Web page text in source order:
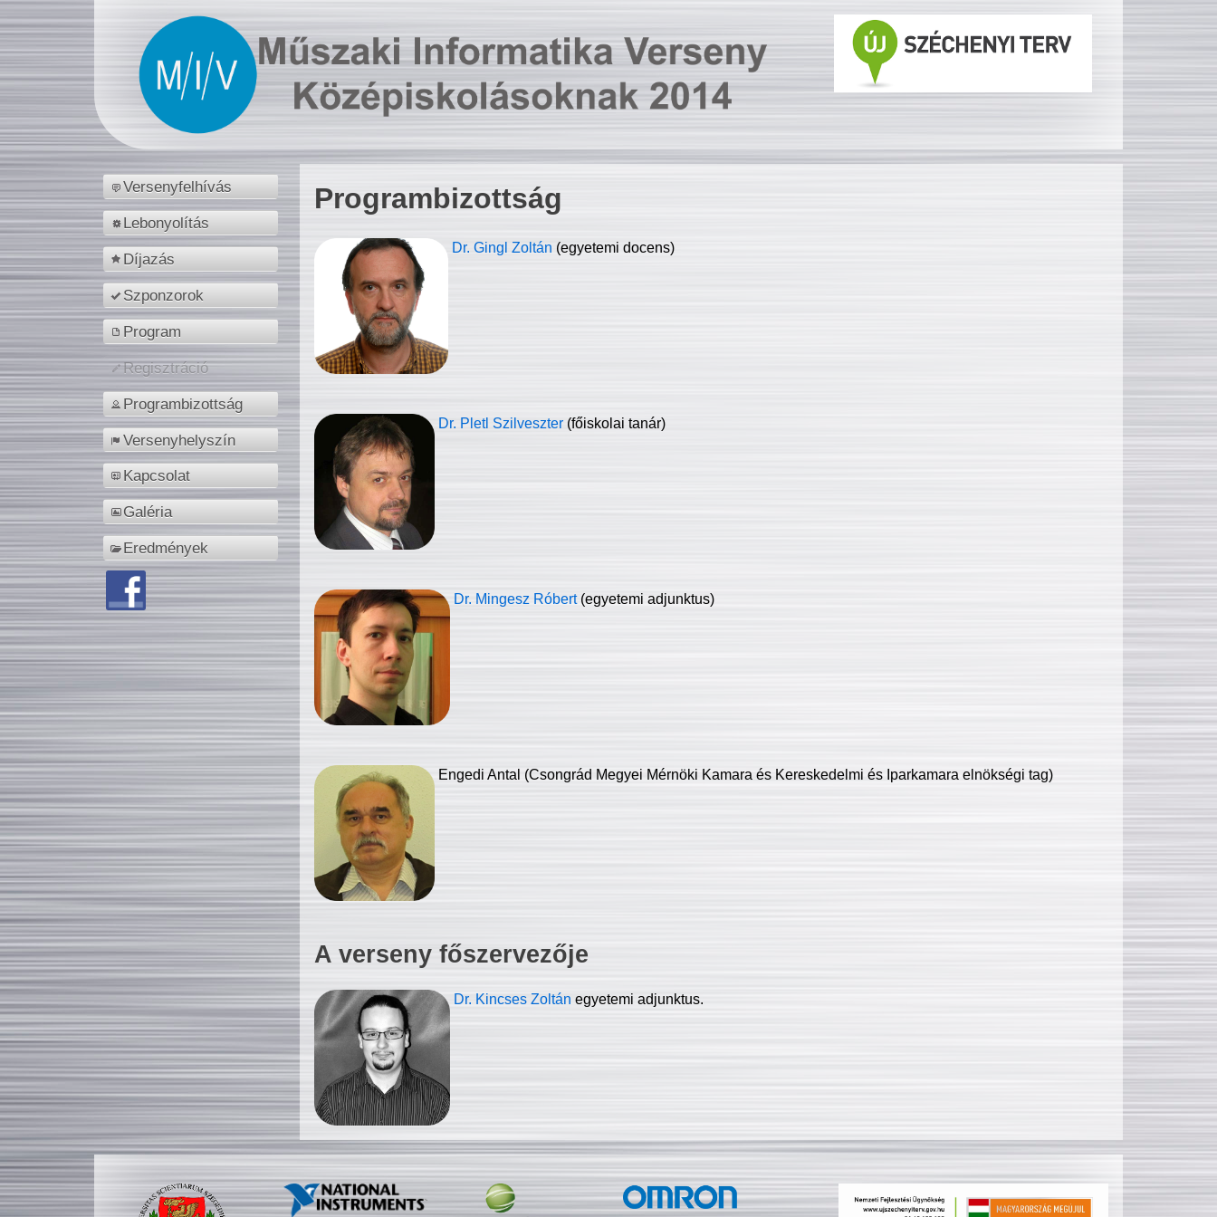
Versenyfelhívás
Lebonyolítás
Díjazás
Szponzorok
Program
Regisztráció
Programbizottság
Versenyhelyszín
Kapcsolat
Galéria
Eredmények
Programbizottság
Dr. Gingl Zoltán (egyetemi docens)
Dr. Pletl Szilveszter (főiskolai tanár)
Dr. Mingesz Róbert (egyetemi adjunktus)
Engedi Antal (Csongrád Megyei Mérnöki Kamara és Kereskedelmi és Iparkamara elnökségi tag)
A verseny főszervezője
Dr. Kincses Zoltán egyetemi adjunktus.